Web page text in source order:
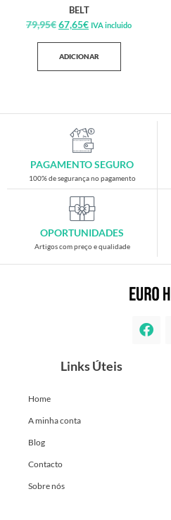
BELT
79,95€67,65€ IVA incluido
ADICIONAR
PAGAMENTO SEGURO
100% de segurança no pagamento
OPORTUNIDADES
Artigos com preço e qualidade
Links Úteis
Home
A minha conta
Blog
Contacto
Sobre nós